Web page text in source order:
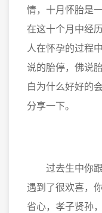
情，十月怀胎是
在这十个月中经
人在怀孕的过程
说的胎停，佛说
白为什么好好的
分享一下。
过去生中你跟
遇到了很欢喜，
省心，孝子贤孙